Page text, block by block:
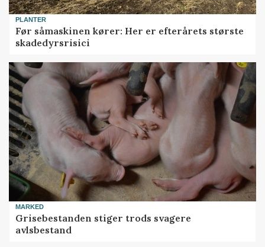
PLANTER
Før såmaskinen kører: Her er efterårets største
skadedyrsrisici
MARKED
Grisebestanden stiger trods svagere
avlsbestand